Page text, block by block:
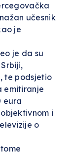
učesnik
je
je da su
te podsjetio
emitiranje
eura
i
o